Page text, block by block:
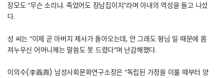
장모도 “무슨 소리냐. 죽었어도 장남집이지”라며 아내의 역성을 들고 나섰
다.
성 씨는 “이제 곧 아버지 제사가 돌아오는데, 안 그래도 형님 일 때문에 몸
져누우신 어머니께는 말씀도 못 드렸다”며 난감해했다.
이의수(李義壽) 남성사회문화연구소장은 “독립된 가정을 이룰 때부터 양